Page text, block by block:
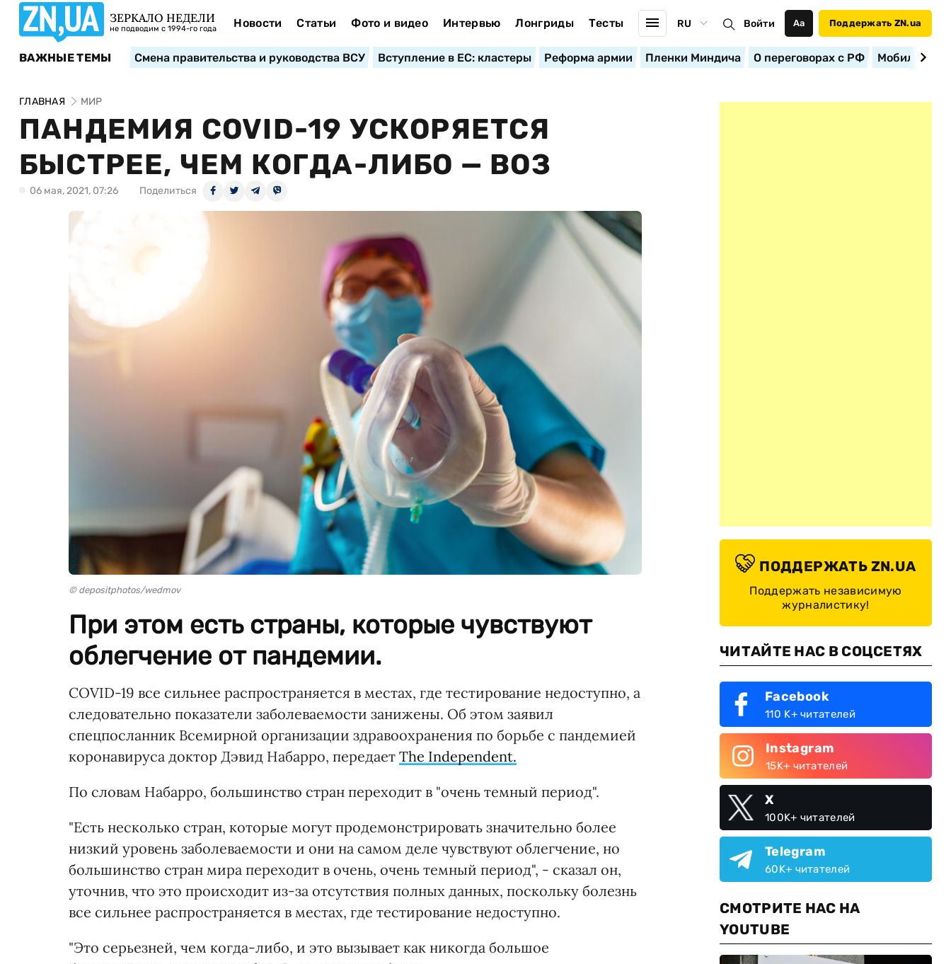
ЗЕРКАЛО НЕДЕЛИ
не подводим с 1994-го года Новости Статьи Фото и видео Интервью Лонгриды Тесты RU Войти Аа Поддержать ZN.ua
ВАЖНЫЕ ТЕМЫ Смена правительства и руководства ВСУ Вступление в ЕС: кластеры Реформа армии Пленки Миндича О переговорах с РФ
ГЛАВНАЯ МИР
ПАНДЕМИЯ COVID-19 УСКОРЯЕТСЯ
БЫСТРЕЕ, ЧЕМ КОГДА-ЛИБО — ВОЗ
06 мая, 2021, 07:26 Поделиться
© depositphotos/wedmov
При этом есть страны, которые чувствуют
облегчение от пандемии.
COVID-19 все сильнее распространяется в местах, где тестирование недоступно, а
следовательно показатели заболеваемости занижены. Об этом заявил
спецпосланник Всемирной организации здравоохранения по борьбе с пандемией
коронавируса доктор Дэвид Набарро, передает The Independent.
По словам Набарро, большинство стран переходит в "очень темный период".
"Есть несколько стран, которые могут продемонстрировать значительно более
низкий уровень заболеваемости и они на самом деле чувствуют облегчение, но
большинство стран мира переходит в очень, очень темный период", - сказал он,
уточнив, что это происходит из-за отсутствия полных данных, поскольку болезнь
все сильнее распространяется в местах, где тестирование недоступно.
"Это серьезней, чем когда-либо, и это вызывает как никогда большое
ПОДДЕРЖАТЬ ZN.UA
Поддержать независимую
журналистику!
ЧИТАЙТЕ НАС В СОЦСЕТЯХ
Facebook
110 K+ читателей
Instagram
15K+ читателей
X
100K+ читателей
Telegram
60K+ читателей
СМОТРИТЕ НАС НА
YOUTUBE